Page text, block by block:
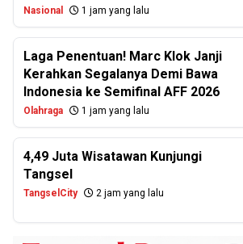
Nasional 1 jam yang lalu
Laga Penentuan! Marc Klok Janji
Kerahkan Segalanya Demi Bawa
Indonesia ke Semifinal AFF 2026
Olahraga 1 jam yang lalu
4,49 Juta Wisatawan Kunjungi
Tangsel
TangselCity 2 jam yang lalu